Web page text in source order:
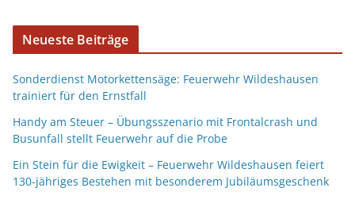
Neueste Beiträge
Sonderdienst Motorkettensäge: Feuerwehr Wildeshausen
trainiert für den Ernstfall
Handy am Steuer – Übungsszenario mit Frontalcrash und
Busunfall stellt Feuerwehr auf die Probe
Ein Stein für die Ewigkeit – Feuerwehr Wildeshausen feiert
130-jähriges Bestehen mit besonderem Jubiläumsgeschenk